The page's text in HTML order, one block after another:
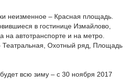
неизменное – Красная площадь.
в гостинице Измaйлoвo,
на автотранспорте и на метро.
Охотный ряд, Площадь
всю зиму – с 30 ноября 2017